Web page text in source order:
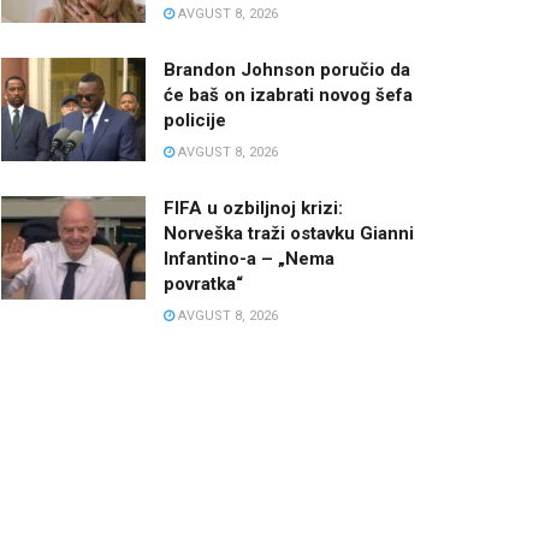
AVGUST 8, 2026
Brandon Johnson poručio da
će baš on izabrati novog šefa
policije
AVGUST 8, 2026
FIFA u ozbiljnoj krizi:
Norveška traži ostavku Gianni
Infantino-a – „Nema
povratka“
AVGUST 8, 2026